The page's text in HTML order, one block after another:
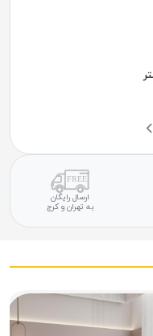
ارسال رایگان
به تهران و کرج